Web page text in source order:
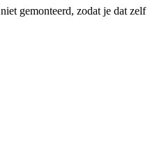
gemonteerd, zodat je dat zelf